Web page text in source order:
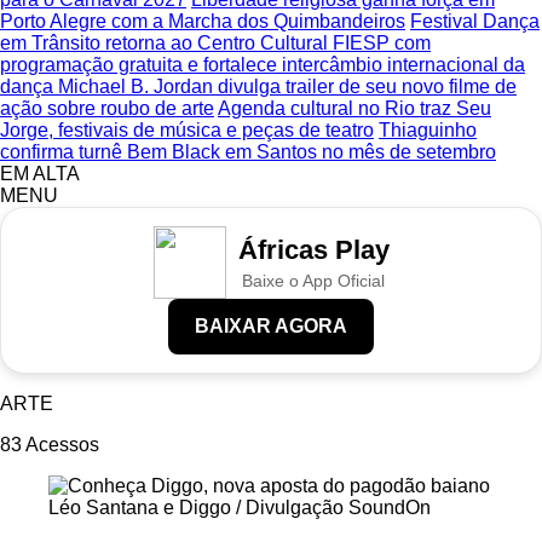
Porto Alegre com a Marcha dos Quimbandeiros Festival Dança
em Trânsito retorna ao Centro Cultural FIESP com
programação gratuita e fortalece intercâmbio internacional da
dança Michael B. Jordan divulga trailer de seu novo filme de
ação sobre roubo de arteAgenda cultural no Rio traz Seu
Jorge, festivais de música e peças de teatro Thiaguinho
confirma turnê Bem Black em Santos no mês de setembro
EM ALTA
MENU
Áfricas Play
Baixe o App Oficial
BAIXAR AGORA
ARTE
83Acessos
Léo Santana e Diggo / Divulgação SoundOn